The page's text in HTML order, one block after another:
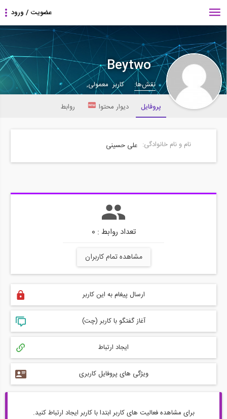
Beytwo
نقش‌ها:
کاربر معمولی,
پروفایل
دیوار محتوا روابط
نام و نام خانوادگی: علی حسینی
تعداد روابط : 0
مشاهده تمام کاربران
ارسال پیغام به این کاربر
آغاز گفتگو با کاربر (چت)
ایجاد ارتباط
ویژگی های پروفایل کاربری
برای مشاهده فعالیت های کاربر ابتدا با کاربر ایجاد ارتباط کنید.